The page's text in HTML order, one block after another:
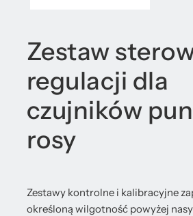
Zestaw
regulacji dla
czujników
rosy
Zestawy kontrolne i kalibracyjne
określoną wilgotność powyżej